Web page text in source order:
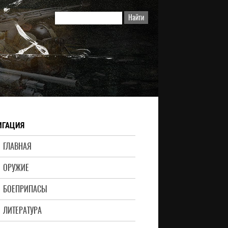
ГЛАВНАЯ
ОРУЖИЕ
БОЕПРИПАСЫ
ЛИТЕРАТУРА